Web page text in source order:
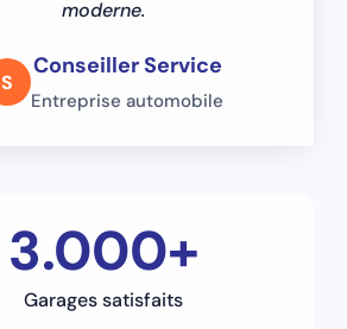
moderne.
S
Conseiller Service
Entreprise automobile
3.000+
Garages satisfaits